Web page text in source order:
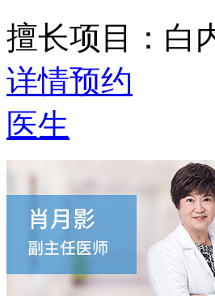
擅长项目： 白
详情预约
医生